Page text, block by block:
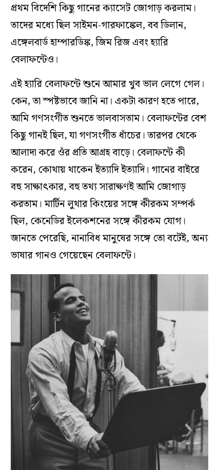
প্রথম বিদেশি কিছু গানের ক‌্যাসেট জোগাড় করলাম।
তাদের মধ্যে ছিল সাইমন-গারফাঙ্কেল, বব ডিলান,
এঙ্গেলবার্ড হাম্পারডিঙ্ক, জিম রিজ এবং হ‌্যারি
বেলাফন্টেও।
এই হ‌্যারি বেলাফন্টে শুনে আমার খুব ভাল লেগে গেল।
কেন, তা স্পষ্টভাবে জানি না। একটা কারণ হতে পারে,
আমি গণসংগীত শুনতে ভালবাসতাম। বেলাফন্টের বেশ
কিছু গানই ছিল, যা গণসংগীত ধাঁচের। তারপর থেকে
আলাদা করে ওঁর প্রতি আগ্রহ বাড়ে। বেলাফন্টে কী
করেন, কোথায় থাকেন ইত‌্যাদি ইত‌্যাদি। গানের বাইরে
বহু সাক্ষাৎকার, বহু তথ্য সারাক্ষণই আমি জোগাড়
করতাম। মার্টিন লুথার কিংয়ের সঙ্গে কীরকম সম্পর্ক
ছিল, কেনেডির ইলেকশনের সঙ্গে কীরকম যোগ।
জানতে পেরেছি, নানাবিধ মানুষের সঙ্গে তো বটেই, অন্য
ভাষার গানও গেয়েছেন বেলাফন্টে।